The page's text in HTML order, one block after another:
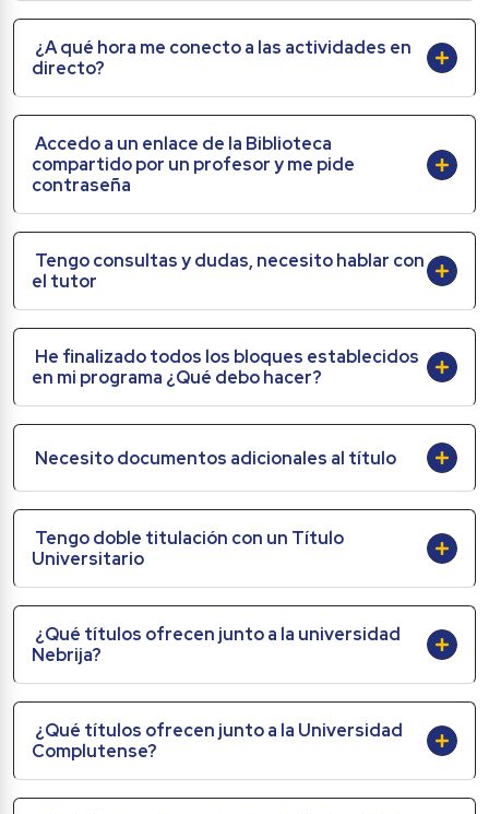
¿A qué hora me conecto a las actividades en
directo?
Accedo a un enlace de la Biblioteca
compartido por un profesor y me pide
contraseña
Tengo consultas y dudas, necesito hablar con
el tutor
He finalizado todos los bloques establecidos
en mi programa ¿Qué debo hacer?
Necesito documentos adicionales al título
Tengo doble titulación con un Título
Universitario
¿Qué títulos ofrecen junto a la universidad
Nebrija?
¿Qué títulos ofrecen junto a la Universidad
Complutense?